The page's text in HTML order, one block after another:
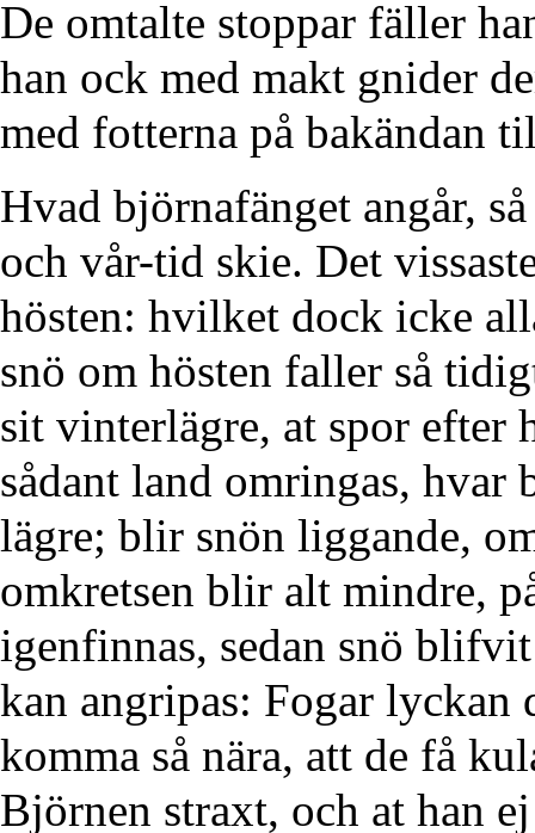
De omtalte stoppar fäller
han ock med makt gnider
med fotterna på bakändan
Hvad björnafänget angår,
och vår-tid skie. Det
hösten: hvilket dock icke
snö om hösten faller så
sit vinterlägre, at spor efter
sådant land omringas, hvar
lägre; blir snön liggande,
omkretsen blir alt mindre,
igenfinnas, sedan snö
kan angripas: Fogar lyckan
komma så nära, att de få
Björnen straxt, och at han